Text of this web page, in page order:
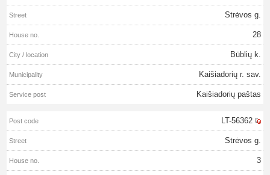
Strėvos g.
28
Būblių k.
Kaišiadorių r. sav.
Kaišiadorių paštas
LT-56362
Strėvos g.
3